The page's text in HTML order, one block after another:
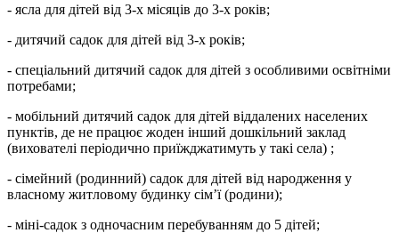
- ясла для дітей від 3-х місяців до 3-х років;
- дитячий садок для дітей від 3-х років;
- спеціальний дитячий садок для дітей з особливими освітніми
потребами;
- мобільний дитячий садок для дітей віддалених населених
пунктів, де не працює жоден інший дошкільний заклад
(вихователі періодично приїжджатимуть у такі села) ;
- сімейний (родинний) садок для дітей від народження у
власному житловому будинку сім’ї (родини);
- міні-садок з одночасним перебуванням до 5 дітей;